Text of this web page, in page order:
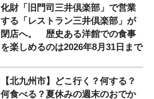
化財「旧門司三井倶楽部」で営業
する「レストラン三井倶楽部」が
閉店へ。 歴史ある洋館での食事
を楽しめるのは2026年8月31日まで
【北九州市】どこ行く？何する？
何食べる？夏休みの週末のおでか